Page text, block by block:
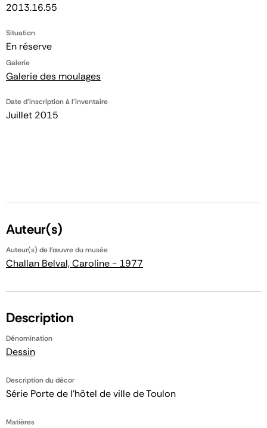
2013.16.55
Situation
En réserve
Galerie
Galerie des moulages
Date d'inscription à l'inventaire
Juillet 2015
Auteur(s)
Auteur(s) de l'œuvre du musée
Challan Belval, Caroline - 1977
Description
Dénomination
Dessin
Description du décor
Série Porte de l'hôtel de ville de Toulon
Matières